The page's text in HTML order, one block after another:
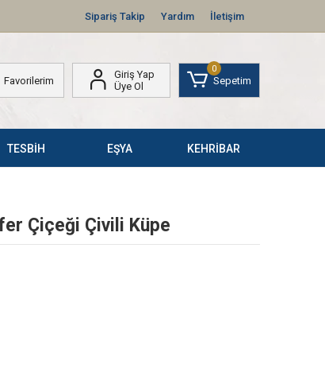
Sipariş Takip Yardım İletişim
Favorilerim
Giriş Yap
Üye Ol
0
Sepetim
TESBİH EŞYA KEHRİBAR
Çiçeği Çivili Küpe